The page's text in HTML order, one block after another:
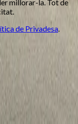
millorar-la. Tot de
de Privadesa.